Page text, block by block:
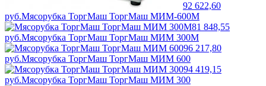
92 622,60
руб.Мясорубка ТоргМаш ТоргМаш МИМ-600М
81 848,55
руб.Мясорубка ТоргМаш ТоргМаш МИМ 300М
96 217,80
руб.Мясорубка ТоргМаш ТоргМаш МИМ 600
94 419,15
руб.Мясорубка ТоргМаш ТоргМаш МИМ 300